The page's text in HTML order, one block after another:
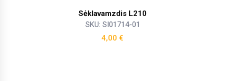
Sėklavamzdis L210
SKU: SI01714-01
4,00 €